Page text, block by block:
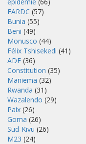
FARDC (57)
Bunia (55)
Beni (49)
Monusco (44)
Félix Tshisekedi (41)
ADF (36)
Constitution (35)
Maniema (32)
Rwanda (31)
Wazalendo (29)
Paix (26)
Goma (26)
Sud-Kivu (26)
M23 (24)